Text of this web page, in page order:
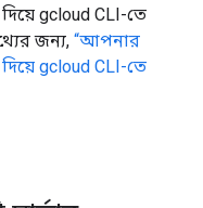
gcloud CLI-তে
জন্য, “আপনার
gcloud CLI-তে